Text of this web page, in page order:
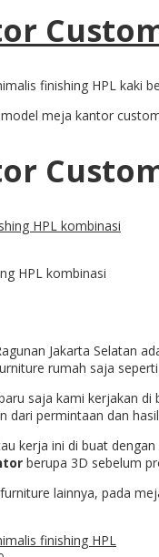
meja kantor
HPL kombinasi
Jakarta Selatan
rumah saja
saja kami kerjakan di
dari permintaan dan
kerja ini di buat
berupa 3D sebelum
lainnya, pada